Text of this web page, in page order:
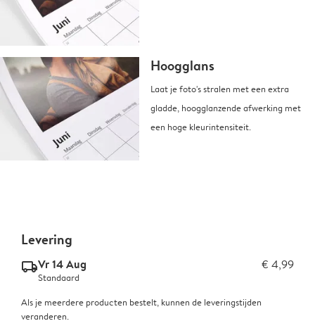
Hoogglans
Laat je foto's stralen met een extra
gladde, hoogglanzende afwerking met
een hoge kleurintensiteit.
Levering
delivery_standard_v2Vr 14 Aug € 4,99
Standaard
Als je meerdere producten bestelt, kunnen de leveringstijden
veranderen.